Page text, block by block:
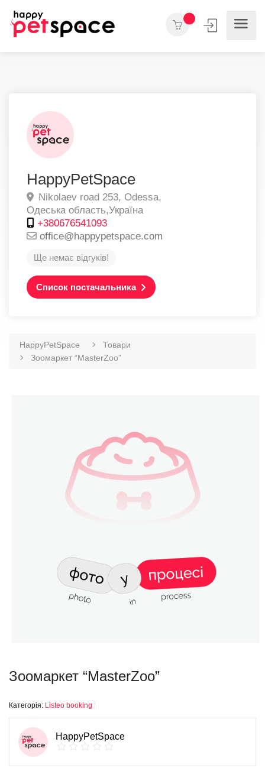
HappyPetSpace
Nikolaev road 253, Odessa,
Одеська область,Україна
+380676541093
office@happypetspace.com
Ще немає відгуків!
Список постачальника
HappyPetSpace
Товари
Зоомаркет “MasterZoo”
Зоомаркет “MasterZoo”
Категорія: Listeo booking
HappyPetSpace